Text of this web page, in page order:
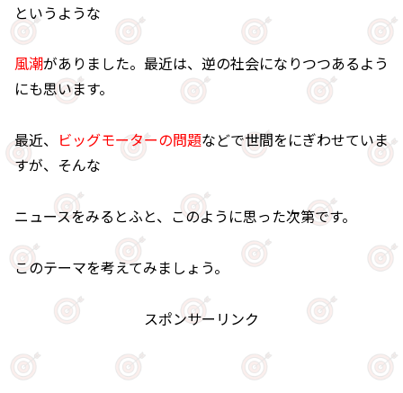
というような
風潮がありました。最近は、逆の社会になりつつあるよう
にも思います。
最近、 ビッグモーターの問題などで世間をにぎわせていま
すが、そんな
ニュースをみるとふと、このように思った次第です。
このテーマを考えてみましょう。
スポンサーリンク